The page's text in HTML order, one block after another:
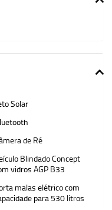
Solar
de Ré
Blindado Concept
vidros AGP B33
malas elétrico com
para 530 litros